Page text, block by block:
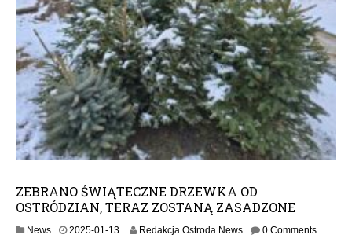
ZEBRANO ŚWIĄTECZNE DRZEWKA OD
OSTRÓDZIAN, TERAZ ZOSTANĄ ZASADZONE
News 2025-01-132
Redakcja Ostroda News 0 Comments